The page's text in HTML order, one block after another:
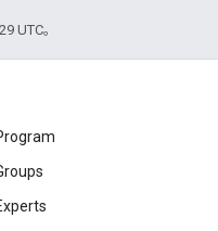
UTC。